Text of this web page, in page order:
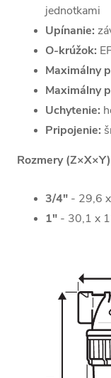
jednotkami
Upínanie:
O-krúžok:
Maximálny
Maximálny
Uchytenie:
Pripojenie:
Rozmery
3/4" - 29,6
1" - 30,1 x